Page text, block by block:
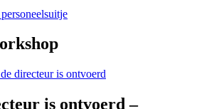
is ontvoerd –